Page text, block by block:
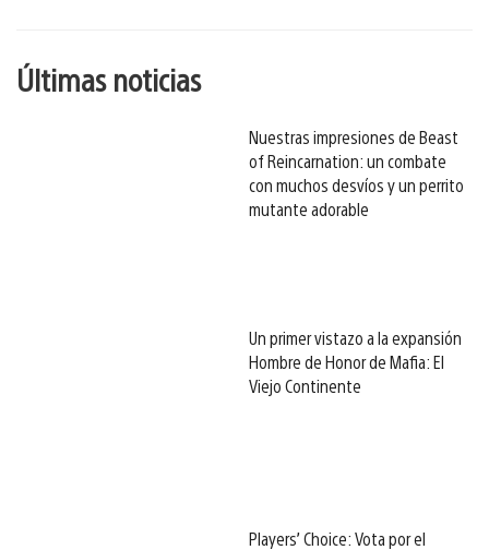
Últimas noticias
Nuestras impresiones de Beast
of Reincarnation: un combate
con muchos desvíos y un perrito
mutante adorable
Un primer vistazo a la expansión
Hombre de Honor de Mafia: El
Viejo Continente
Players’ Choice: Vota por el